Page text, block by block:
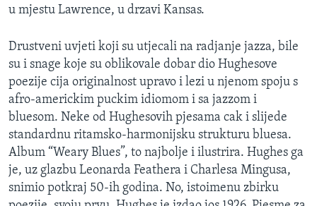
u mjestu Lawrence, u drzavi Kansas.
Drustveni uvjeti koji su utjecali na radjanje jazza, bile
su i snage koje su oblikovale dobar dio Hughesove
poezije cija originalnost upravo i lezi u njenom spoju s
afro-americkim puckim idiomom i sa jazzom i
bluesom. Neke od Hughesovih pjesama cak i slijede
standardnu ritamsko-harmonijsku strukturu bluesa.
Album “Weary Blues”, to najbolje i ilustrira. Hughes ga
je, uz glazbu Leonarda Feathera i Charlesa Mingusa,
snimio potkraj 50-ih godina. No, istoimenu zbirku